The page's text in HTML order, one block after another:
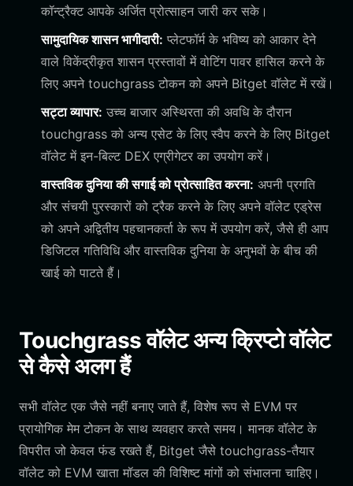
कॉन्ट्रैक्ट आपके अर्जित प्रोत्साहन जारी कर सके।
सामुदायिक शासन भागीदारी: प्लेटफॉर्म के भविष्य को आकार देने
वाले विकेंद्रीकृत शासन प्रस्तावों में वोटिंग पावर हासिल करने के
लिए अपने touchgrass टोकन को अपने Bitget वॉलेट में रखें।
सट्टा व्यापार: उच्च बाजार अस्थिरता की अवधि के दौरान
touchgrass को अन्य एसेट के लिए स्वैप करने के लिए Bitget
वॉलेट में इन-बिल्ट DEX एग्रीगेटर का उपयोग करें।
वास्तविक दुनिया की सगाई को प्रोत्साहित करना: अपनी प्रगति
और संचयी पुरस्कारों को ट्रैक करने के लिए अपने वॉलेट एड्रेस
को अपने अद्वितीय पहचानकर्ता के रूप में उपयोग करें, जैसे ही आप
डिजिटल गतिविधि और वास्तविक दुनिया के अनुभवों के बीच की
खाई को पाटते हैं।
Touchgrass वॉलेट अन्य क्रिप्टो वॉलेट
से कैसे अलग हैं
सभी वॉलेट एक जैसे नहीं बनाए जाते हैं, विशेष रूप से EVM पर
प्रायोगिक मेम टोकन के साथ व्यवहार करते समय। मानक वॉलेट के
विपरीत जो केवल फंड रखते हैं, Bitget जैसे touchgrass-तैयार
वॉलेट को EVM खाता मॉडल की विशिष्ट मांगों को संभालना चाहिए।